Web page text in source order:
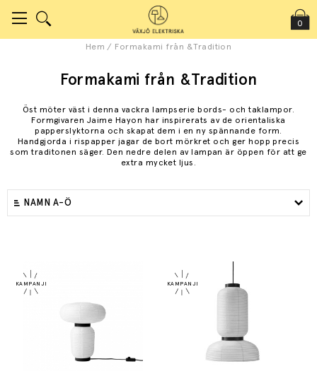
0
Hem / Formakami från &Tradition
Formakami från &Tradition
Öst möter väst i denna vackra lampserie bords- och taklampor.
Formgivaren Jaime Hayon har inspirerats av de orientaliska
papperslyktorna och skapat dem i en ny spännande form.
Handgjorda i rispapper jagar de bort mörkret och ger hopp precis
som traditonen säger. Den nedre delen av lampan är öppen för att ge
extra mycket ljus.
NAMN A-Ö